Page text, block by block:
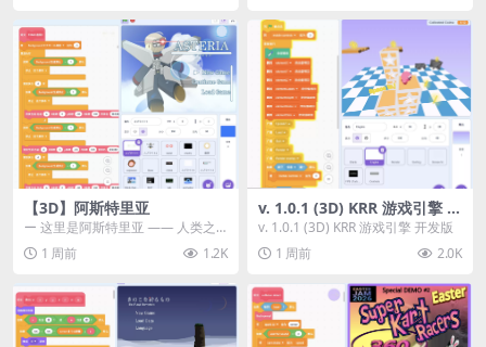
【3D】阿斯特里亚
ー 这里是阿斯特里亚 —— 人类之
罪与未来希望交汇之地 📖 游戏简
介 《阿斯特里...
1 周前 1.2K
v. 1.0.1 (3D) KRR 游戏引擎 开
发版
v. 1.0.1 (3D) KRR 游戏引擎 开发版
1 周前
2.0K